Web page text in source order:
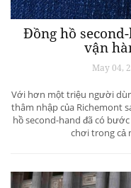
Đồng hồ
vận
May 04,
Với hơn một triệu người
thâm nhập của Richemont
hồ second-hand đã có
chơi trong cả